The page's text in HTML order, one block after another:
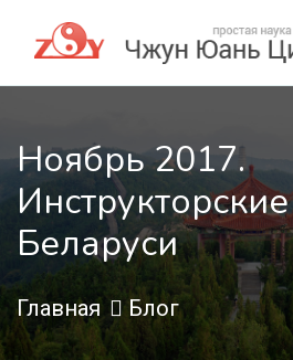
Ноябрь 2017.
Беларуси
Главная Блог